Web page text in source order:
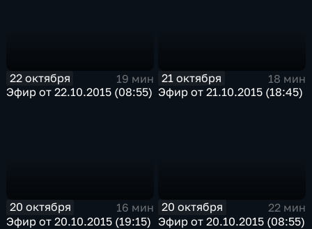
22 октября
19 мин
Эфир от 22.10.2015 (08:55)
21 октября
18 мин
Эфир от 21.10.2015 (18:45)
20 октября
16 мин
Эфир от 20.10.2015 (19:15)
20 октября
22 мин
Эфир от 20.10.2015 (08:55)